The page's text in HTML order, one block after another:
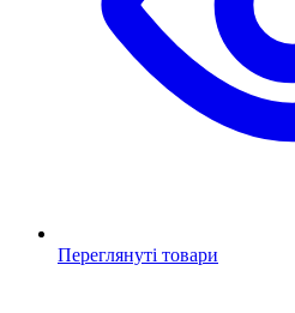
Переглянуті товари